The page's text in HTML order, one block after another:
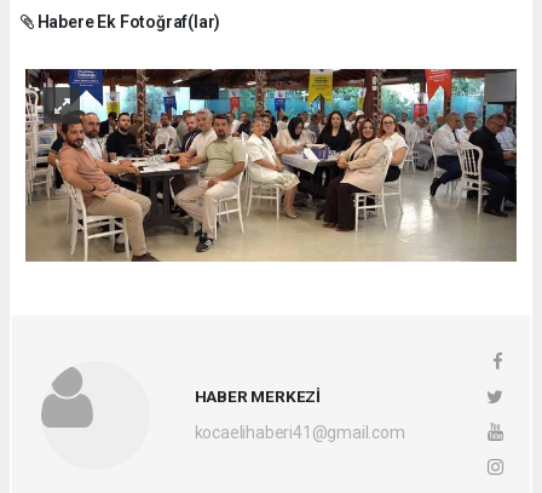
Habere Ek Fotoğraf(lar)
HABER MERKEZİ
kocaelihaberi41@gmail.com